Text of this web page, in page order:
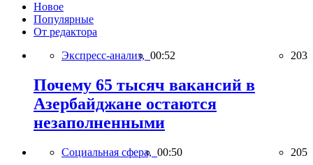
Новое
Популярные
От редактора
Экспресс-анализ, 00:52 203
Почему 65 тысяч вакансий в
Азербайджане остаются
незаполненными
Социальная сфера, 00:50 205